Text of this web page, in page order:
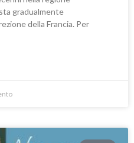
gradualmente
della Francia. Per